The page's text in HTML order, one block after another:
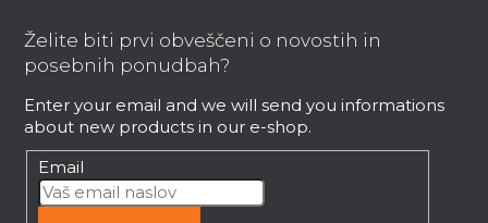
Želite biti prvi obveščeni o novostih in
posebnih ponudbah?
Enter your email and we will send you informations
about new products in our e-shop.
Email